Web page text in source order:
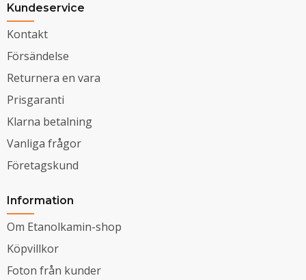
Kundeservice
Kontakt
Försändelse
Returnera en vara
Prisgaranti
Klarna betalning
Vanliga frågor
Företagskund
Information
Om Etanolkamin-shop
Köpvillkor
Foton från kunder